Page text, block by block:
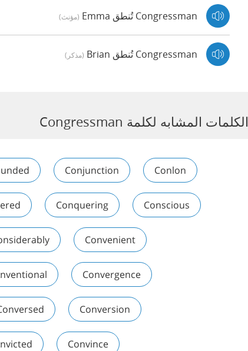
Congressman تُنطق Emma (مؤنث)
Congressman تُنطق Brian (مذكر)
الكلمات المشابه لكلمة Congressman
Conjunction Conlon
Conquering Conscious
Convenient
Convergence
Conversion
Convince